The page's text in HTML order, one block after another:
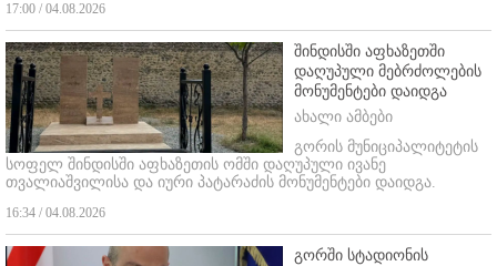
17:00 / 04.08.2026
შინდისში აფხაზეთში
დაღუპული მებრძოლების
მონუმენტები დაიდგა
ახალი ამბები
გორის მუნიციპალიტეტის
სოფელ შინდისში აფხაზეთის ომში დაღუპული ივანე
თვალიაშვილისა და იური პატარაძის მონუმენტები დაიდგა.
16:34 / 04.08.2026
გორში სტადიონის